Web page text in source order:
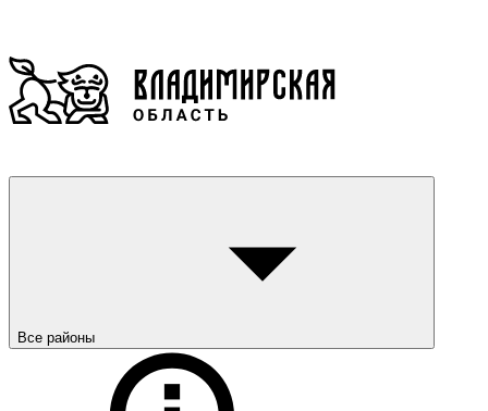
Все районы